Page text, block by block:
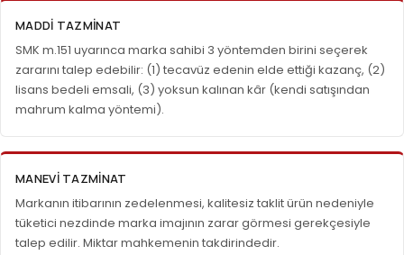
MADDI TAZMINAT
SMK m.151 uyarınca marka sahibi 3 yöntemden birini seçerek
zararını talep edebilir: (1) tecavüz edenin elde ettiği kazanç, (2)
lisans bedeli emsali, (3) yoksun kalınan kâr (kendi satışından
mahrum kalma yöntemi).
MANEVI TAZMINAT
Markanın itibarının zedelenmesi, kalitesiz taklit ürün nedeniyle
tüketici nezdinde marka imajının zarar görmesi gerekçesiyle
talep edilir. Miktar mahkemenin takdirindedir.